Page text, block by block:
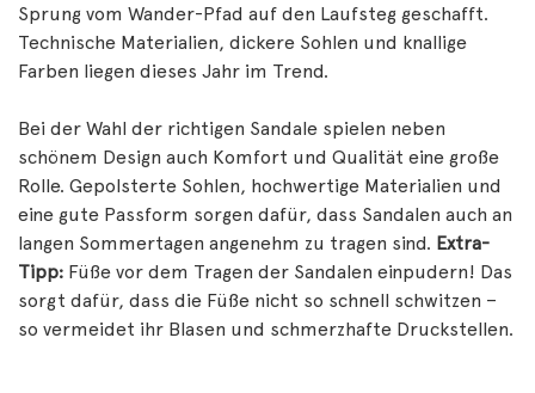
Sprung vom Wander-Pfad auf den Laufsteg geschafft.
Technische Materialien, dickere Sohlen und knallige
Farben liegen dieses Jahr im Trend.
Bei der Wahl der richtigen Sandale spielen neben
schönem Design auch Komfort und Qualität eine große
Rolle. Gepolsterte Sohlen, hochwertige Materialien und
eine gute Passform sorgen dafür, dass Sandalen auch an
langen Sommertagen angenehm zu tragen sind. Extra-
Tipp: Füße vor dem Tragen der Sandalen einpudern! Das
sorgt dafür, dass die Füße nicht so schnell schwitzen –
so vermeidet ihr Blasen und schmerzhafte Druckstellen.